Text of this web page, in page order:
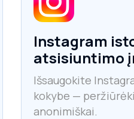
Instagram
atsisiuntimo
Išsaugokite
kokybe —
anonimiškai.